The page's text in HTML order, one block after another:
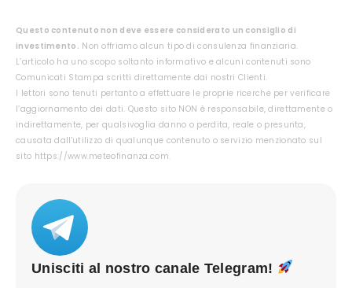
Questo contenuto non deve essere considerato un consiglio di
investimento. Non offriamo alcun tipo di consulenza finanziaria.
L’articolo ha uno scopo soltanto informativo e alcuni contenuti sono
Comunicati Stampa scritti direttamente dai nostri Clienti.
I lettori sono tenuti pertanto a effettuare le proprie ricerche per verificare
l’aggiornamento dei dati. Questo sito NON è responsabile, direttamente o
indirettamente, per qualsivoglia danno o perdita, reale o presunta,
causata dall'utilizzo di qualunque contenuto o servizio menzionato sul
sito https://www.meteofinanza.com.
Unisciti al nostro canale Telegram!